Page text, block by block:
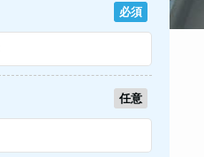
必須
任意